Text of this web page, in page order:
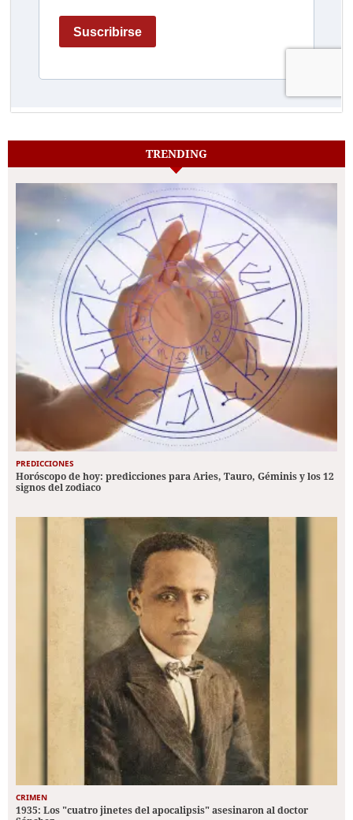
TRENDING
PREDICCIONES
Horóscopo de hoy: predicciones para Aries, Tauro, Géminis y los 12
signos del zodiaco
CRIMEN
1935: Los "cuatro jinetes del apocalipsis" asesinaron al doctor